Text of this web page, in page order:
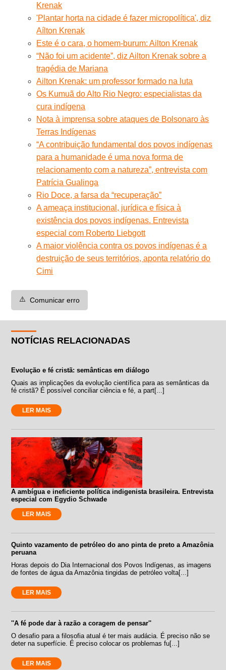
Krenak
'Plantar horta na cidade é fazer micropolítica', diz
Aílton Krenak
Este é o cara, o homem-burum: Ailton Krenak
“Não foi um acidente”, diz Ailton Krenak sobre a
tragédia de Mariana
Ailton Krenak: um professor formado na luta
Os Kumuã do Alto Rio Negro: especialistas da
cura indígena
Nota à imprensa sobre ataques de Bolsonaro às
Terras Indígenas
“A contribuição fundamental dos povos indígenas
para a humanidade é uma nova forma de
relacionamento com a natureza”, entrevista com
Patrícia Gualinga
Rio Doce, a farsa da “recuperação”
A ameaça institucional, jurídica e física à
existência dos povos indígenas. Entrevista
especial com Roberto Liebgott
A maior violência contra os povos indígenas é a
destruição de seus territórios, aponta relatório do
Cimi
⚠️ Comunicar erro
NOTÍCIAS RELACIONADAS
Evolução e fé cristã: semânticas em diálogo
Quais as implicações da evolução científica para as semânticas da
fé cristã? É possível conciliar ciência e fé, a part[...]
LER MAIS
A ambígua e ineficiente política indigenista brasileira. Entrevista
especial com Egydio Schwade
LER MAIS
Quinto vazamento de petróleo do ano pinta de preto a Amazônia
peruana
Horas depois do Dia Internacional dos Povos Indígenas, as imagens
de fontes de água da Amazônia tingidas de petróleo volta[...]
LER MAIS
''A fé pode dar à razão a coragem de pensar''
O desafio para a filosofia atual é ter mais audácia. É preciso não se
deter na superfície. É preciso colocar os problemas fu[...]
LER MAIS